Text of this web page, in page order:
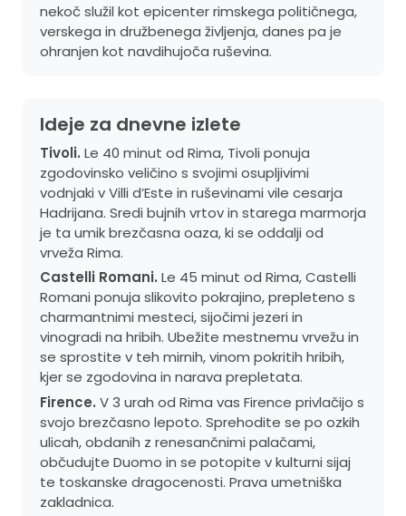
nekoč služil kot epicenter rimskega političnega,
verskega in družbenega življenja, danes pa je
ohranjen kot navdihujoča ruševina.
Ideje za dnevne izlete
Tivoli. Le 40 minut od Rima, Tivoli ponuja
zgodovinsko veličino s svojimi osupljivimi
vodnjaki v Villi d’Este in ruševinami vile cesarja
Hadrijana. Sredi bujnih vrtov in starega marmorja
je ta umik brezčasna oaza, ki se oddalji od
vrveža Rima.
Castelli Romani. Le 45 minut od Rima, Castelli
Romani ponuja slikovito pokrajino, prepleteno s
charmantnimi mesteci, sijočimi jezeri in
vinogradi na hribih. Ubežite mestnemu vrvežu in
se sprostite v teh mirnih, vinom pokritih hribih,
kjer se zgodovina in narava prepletata.
Firence. V 3 urah od Rima vas Firence privlačijo s
svojo brezčasno lepoto. Sprehodite se po ozkih
ulicah, obdanih z renesančnimi palačami,
občudujte Duomo in se potopite v kulturni sijaj
te toskanske dragocenosti. Prava umetniška
zakladnica.